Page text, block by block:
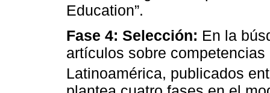
Education”.
Fase 4: Selección: En la
artículos sobre
Latinoamérica, publicados